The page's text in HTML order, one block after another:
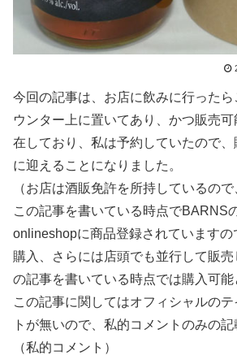
今回の記事は、お店に飲みに行った
ウンター上に置いてあり、かつ販売
在しており、私は予約していたので
に迎えることになりました。
（お店は酒販免許を所持しているので
この記事を書いている時点でBARNS
onlineshopに商品登録されています
購入、さらには店頭でも並行して販売
の記事を書いている時点では購入可能
この記事に関してはオフィシャルの
トが無いので、私的コメントのみの記
（私的コメント）